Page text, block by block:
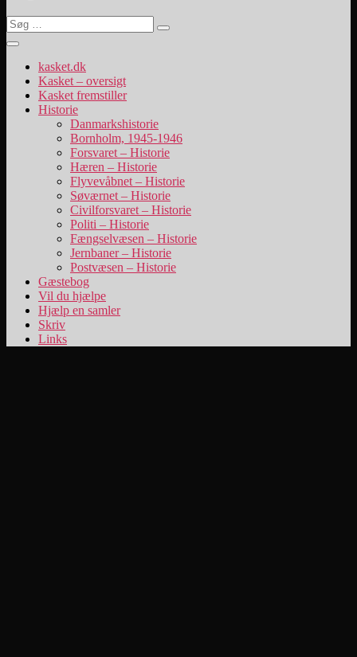
Søg
efter:
Søg
kasket.dk
Kasket – oversigt
Kasket fremstiller
Historie
Danmarkshistorie
Bornholm, 1945-1946
Forsvaret – Historie
Hæren – Historie
Flyvevåbnet – Historie
Søværnet – Historie
Civilforsvaret – Historie
Politi – Historie
Fængselvæsen – Historie
Jernbaner – Historie
Postvæsen – Historie
Gæstebog
Vil du hjælpe
Hjælp en samler
Skriv
Links